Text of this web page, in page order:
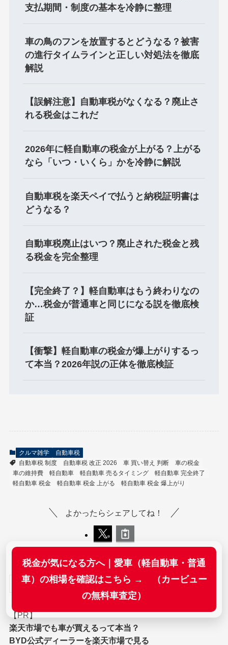
支払期間・制度の基本を冷静に整理
車の鳥のフンを放置するとどうなる？被害
の進行タイムラインと正しい対処法を徹底
解説
【誤解注意】自動車税がなくなる？廃止さ
れる税金はこれだ
2026年に軽自動車の税金が上がる？上がる
なら「いつ・いくら」かを冷静に解説
自動車税を楽天ペイで払うと納税証明書は
どうなる？
自動車税廃止はいつ？廃止された税金と残
る税金を完全整理
【完全終了？】軽自動車はもう終わりなの
か…税金が普通車と同じになる説を徹底検
証
【衝撃】軽自動車の税金が爆上がりするっ
て本当？2026年説の正体を徹底検証
税金が気になる方へ｜愛車（軽自動車・普通
車）の相場を確認はこちら → （カービュー
の無料車査定）
クルマ雑学
自動車税
自動車税 制度
自動車税 改正 2026 車 買い替え 判断
車の税金
車の維持費
軽自動車 軽自動車 売るタイミング
軽自動車 完全終了
軽自動車 税金
軽自動車 税金 上がる 軽自動車 税金 爆上がり
よかったらシェアしてね！
検索
【PR】
楽天市場でも車が買えるって本当？
BYD公式ディーラーを楽天市場で見る